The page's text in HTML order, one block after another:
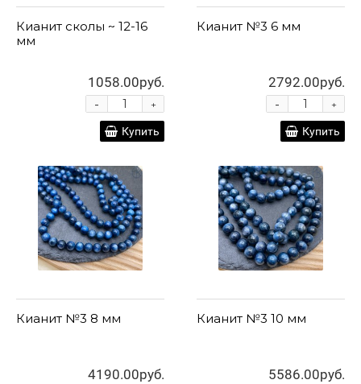
Кианит сколы ~ 12-16
мм
1058.00руб.
+
-
Купить
Кианит №3 6 мм
2792.00руб.
+
-
Купить
Кианит №3 8 мм
4190.00руб.
Кианит №3 10 мм
5586.00руб.